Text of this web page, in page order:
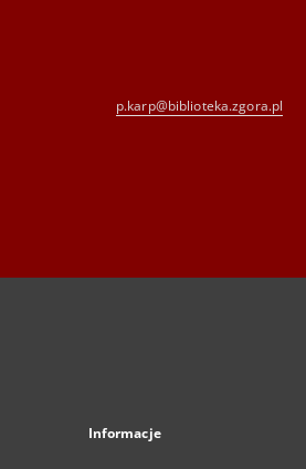
p.karp@biblioteka.zgora.pl
Informacje